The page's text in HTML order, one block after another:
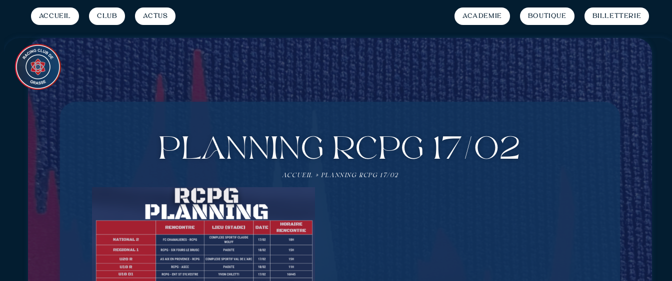
Accueil Club Actus Académie Boutique Billetterie
PLANNING RCPG 17/02
ACCUEIL » PLANNING RCPG 17/02